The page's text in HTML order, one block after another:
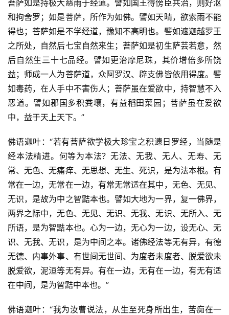
菩萨如是持极大慈雨于经道。譬如国王得傍臣共治，则好沤
和拘舍罗；如是菩萨，所作为如佛。譬如天晴，欲索雨不能
得也；菩萨如是不学经道，豫知不高明也。譬如遮迦越罗王
之所处，自然后七宝自然来生；菩萨如是初生萨芸若意，然
后自然生三十七品经。譬如更治摩尼珠，其价增倍多所饶
益；师成一人为菩萨道，众阿罗汉、辟支佛皆依用得度。譬
如毒药，在人手中不害伤人；菩萨虽在爱欲中，持智慧不入
恶道。譬如郡国多积粪壤，有益稻田菜园；菩萨虽在爱欲
中，益于天上天下。”
佛语迦叶：“若有菩萨欲学极大珍宝之积遗日罗经，当随是
经本法精进。何等为本法？无法、无我、无人、无寿、无
常、无色、无痛痒、无思想、无生、死识，是为法本根。有
常在一边，无常在一边，有常无常适在其中，无色、无见、
无识，是故为中之智黠本也。譬如大地为一界，复一佛界，
两界之际中，无色、无见、无识、无我、无识、无所入、无
所语，是为智黠本也。心为一边，无心为一边，设无心、无
识、无我、无识，是为中间之本。诸佛经法等无有异，有德
无德、内事外事、有世间无世间、为度者未度者、脱爱欲未
脱爱欲，泥洹等无有异。有在一边，无有在一边，有无有适
在中间，是为智黠中本也。”
佛语迦叶：“我为汝曹说法，从生至死身所出生，苦痴在一